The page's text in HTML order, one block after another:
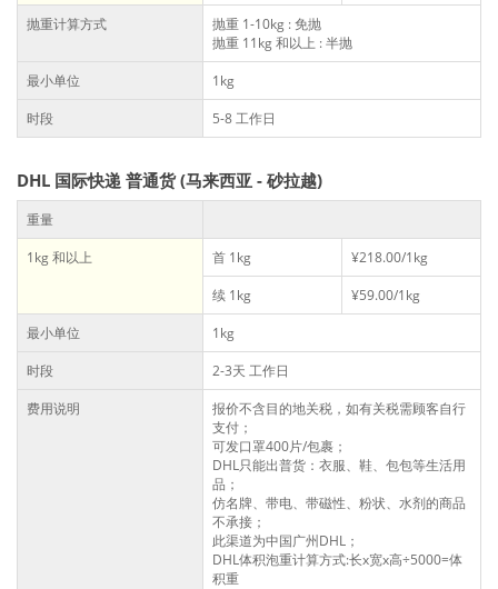
抛重计算方式
抛重 1-10kg : 免抛
抛重 11kg 和以上 : 半抛
最小单位
1kg
时段
5-8 工作日
DHL 国际快递 普通货 (马来西亚 - 砂拉越)
重量
1kg 和以上
首 1kg
¥218.00/1kg
续 1kg
¥59.00/1kg
最小单位
1kg
时段
2-3天 工作日
费用说明
报价不含目的地关税，如有关税需顾客自行
支付；
可发口罩400片/包裹；
DHL只能出普货：衣服、鞋、包包等生活用
品；
仿名牌、带电、带磁性、粉状、水剂的商品
不承接；
此渠道为中国广州DHL；
DHL体积泡重计算方式:长x宽x高÷5000=体
积重